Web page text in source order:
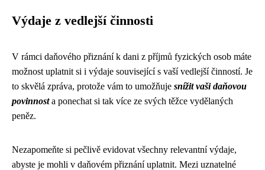
Výdaje z vedlejší činnosti
V rámci daňového přiznání k dani z příjmů fyzických osob máte
možnost uplatnit si i výdaje související s vaší vedlejší činností. Je
to skvělá zpráva, protože vám to umožňuje snížit vaši daňovou
povinnosta ponechat si tak více ze svých těžce vydělaných
peněz.
Nezapomeňte si pečlivě evidovat všechny relevantní výdaje,
abyste je mohli v daňovém přiznání uplatnit. Mezi uznatelné